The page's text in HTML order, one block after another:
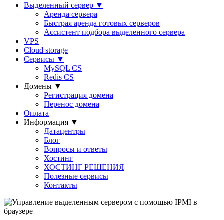
Выделенный сервер ▼
Аренда сервера
Быстрая аренда готовых серверов
Ассистент подбора выделенного сервера
VPS
Cloud storage
Сервисы ▼
MySQL CS
Redis CS
Домены ▼
Регистрация домена
Перенос домена
Оплата
Информация ▼
Датацентры
Блог
Вопросы и ответы
Хостинг
ХОСТИНГ РЕШЕНИЯ
Полезные сервисы
Контакты